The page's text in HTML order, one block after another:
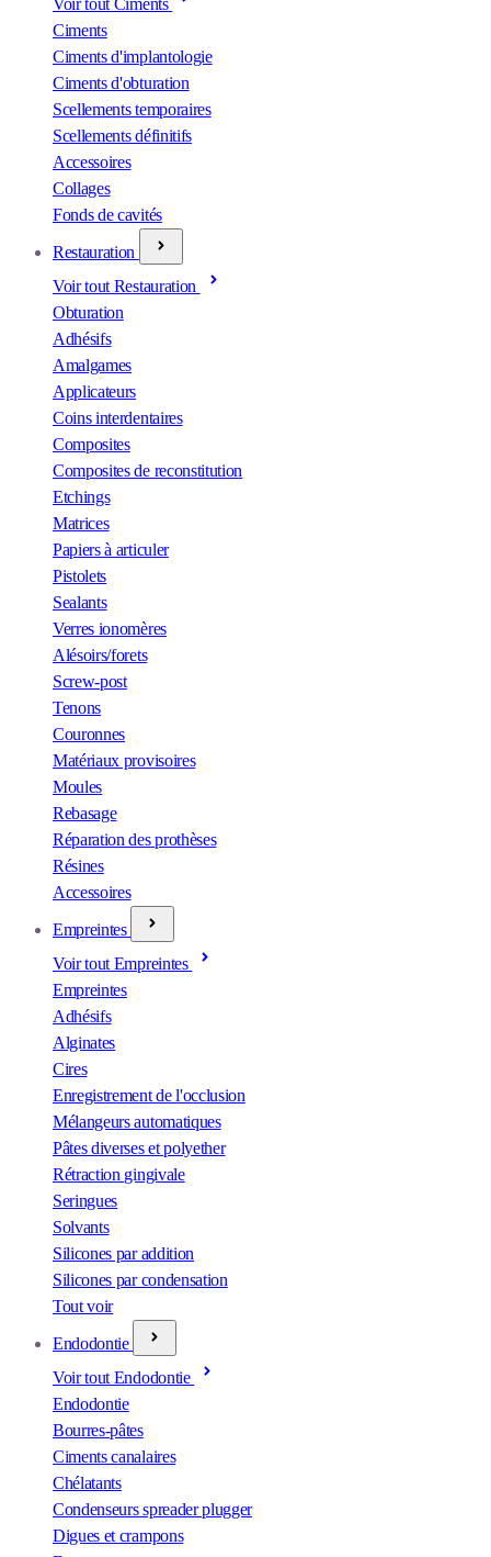
Ciments
Ciments d'implantologie
Ciments d'obturation
Scellements temporaires
Scellements définitifs
Accessoires
Collages
Fonds de cavités
Restauration
Voir tout Restauration
Obturation
Adhésifs
Amalgames
Applicateurs
Coins interdentaires
Composites
Composites de reconstitution
Etchings
Matrices
Papiers à articuler
Pistolets
Sealants
Verres ionomères
Alésoirs/forets
Screw-post
Tenons
Couronnes
Matériaux provisoires
Moules
Rebasage
Réparation des prothèses
Résines
Accessoires
Empreintes
Voir tout Empreintes
Empreintes
Adhésifs
Alginates
Cires
Enregistrement de l'occlusion
Mélangeurs automatiques
Pâtes diverses et polyether
Rétraction gingivale
Seringues
Solvants
Silicones par addition
Silicones par condensation
Tout voir
Endodontie
Voir tout Endodontie
Endodontie
Bourres-pâtes
Ciments canalaires
Chélatants
Condenseurs spreader plugger
Digues et crampons